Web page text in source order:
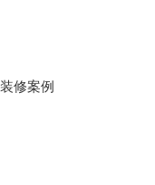
修案例